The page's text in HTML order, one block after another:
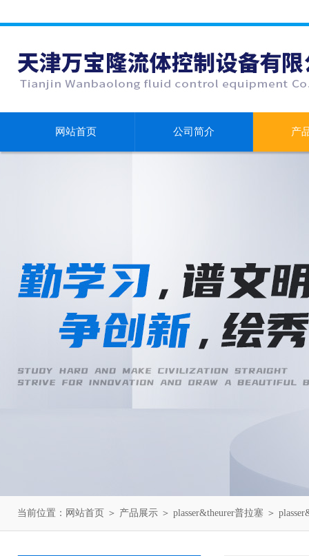
网站首页 公司简介 产
当前位置： 网站首页 ＞ 产品展示 ＞ plasser&theurer普拉塞 ＞